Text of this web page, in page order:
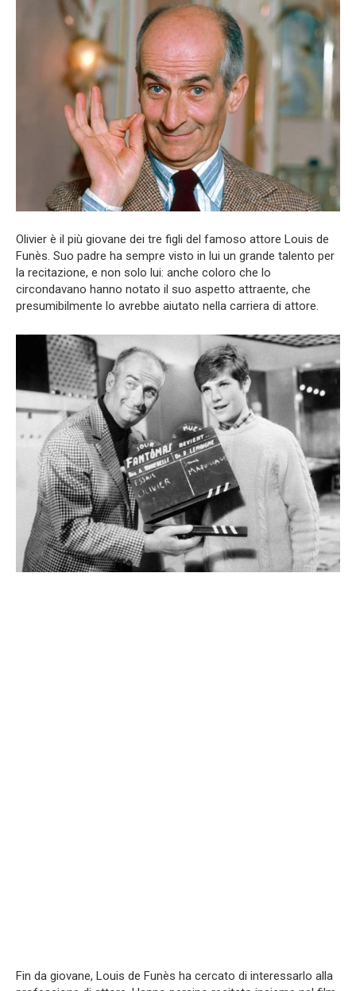
Olivier è il più giovane dei tre figli del famoso attore Louis de
Funès. Suo padre ha sempre visto in lui un grande talento per
la recitazione, e non solo lui: anche coloro che lo
circondavano hanno notato il suo aspetto attraente, che
presumibilmente lo avrebbe aiutato nella carriera di attore.
Fin da giovane, Louis de Funès ha cercato di interessarlo alla